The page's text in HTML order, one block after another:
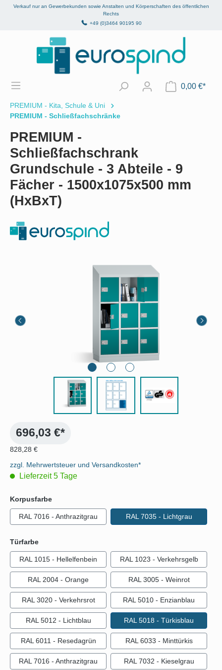
springen
Verkauf nur an Gewerbekunden sowie Anstalten und Körperschaften des öffentlichen
Rechts
+49 (0)3464 90195 90
0,00 €*
PREMIUM - Kita, Schule & Uni
PREMIUM - Schließfachschränke
PREMIUM -
Schließfachschrank
Grundschule - 3 Abteile - 9
Fächer - 1500x1075x500 mm
(HxBxT)
696,03 €*
828,28 €
zzgl. Mehrwertsteuer und Versandkosten*
Lieferzeit 5 Tage
Korpusfarbeauswählen
RAL 7016 - Anthrazitgrau RAL 7035 - Lichtgrau
Türfarbeauswählen
RAL 1015 - Hellelfenbein RAL 1023 - Verkehrsgelb
RAL 2004 - Orange RAL 3005 - Weinrot
RAL 3020 - Verkehrsrot RAL 5010 - Enzianblau
RAL 5012 - Lichtblau RAL 5018 - Türkisblau
RAL 6011 - Resedagrün RAL 6033 - Minttürkis
RAL 7016 - Anthrazitgrau RAL 7032 - Kieselgrau